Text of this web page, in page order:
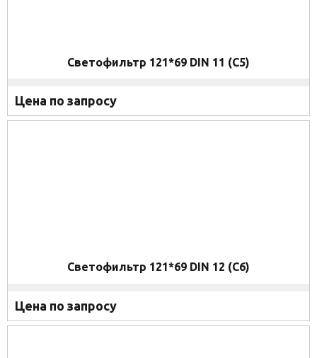
Светофильтр 121*69 DIN 11 (C5)
Цена по запросу
Светофильтр 121*69 DIN 12 (C6)
Цена по запросу